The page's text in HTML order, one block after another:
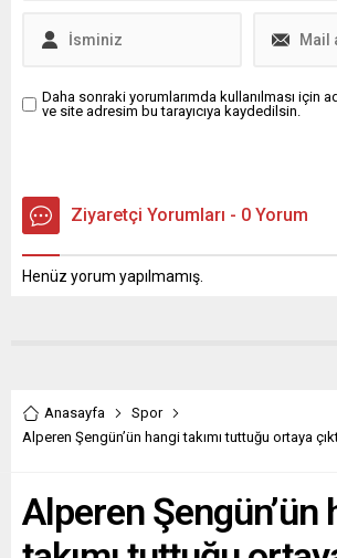
Daha sonraki yorumlarımda kullanılması için
ve site adresim bu tarayıcıya kaydedilsin.
Ziyaretçi Yorumları - 0 Yorum
Henüz yorum yapılmamış.
Anasayfa
Spor
Alperen Şengün’ün hangi takımı tuttuğu ortaya
Alperen Şengün’ün